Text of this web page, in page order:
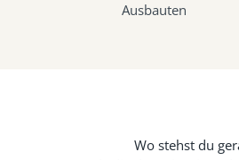
Ausbauten
Wo stehst du